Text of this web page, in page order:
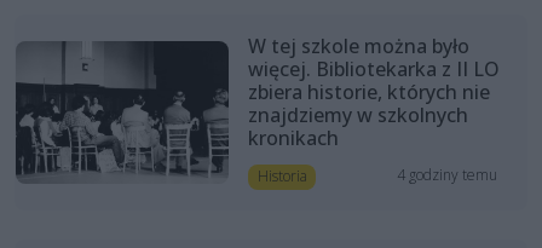
W tej szkole można było
więcej. Bibliotekarka z II LO
zbiera historie, których nie
znajdziemy w szkolnych
kronikach
Historia 4 godziny temu